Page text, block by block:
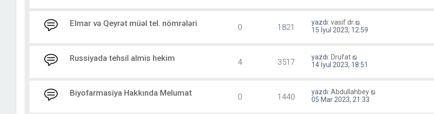
Elmar və Qeyrət müəl tel. nömrələri 0 1821 yazdı:vasif dr
15 İyul 2023, 12:59
Russiyada tehsil almis hekim 4 3517 yazdı: Drufat
14 İyul 2023, 18:51
Biyofarmasiya Hakkında Melumat 0 1440 yazdı:Abdullahbey
05 Mar 2023, 21:33